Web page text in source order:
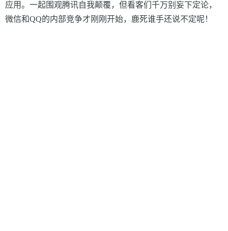
应用。一起围观腾讯自我颠覆，但看客们千万别妄下定论，
微信和QQ的内部竞争才刚刚开始，鹿死谁手还说不定呢！